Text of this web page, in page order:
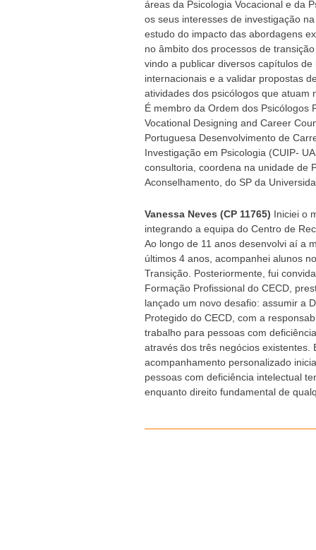
áreas da Psicologia Vocacional e da
os seus interesses de investigação
estudo do impacto das abordagens
no âmbito dos processos de
vindo a publicar diversos capítulos
internacionais e a validar propostas
atividades dos psicólogos que atuam
É membro da Ordem dos Psicólogos
Vocational Designing and Career
Portuguesa Desenvolvimento de
Investigação em Psicologia (CUIP-
consultoria, coordena na unidade de
Aconselhamento, do SP da
Vanessa Neves (CP 11765) Iniciei o
integrando a equipa do Centro de
Ao longo de 11 anos desenvolvi aí a
últimos 4 anos, acompanhei alunos
Transição. Posteriormente, fui
Formação Profissional do CECD,
lançado um novo desafio: assumir a
Protegido do CECD, com a
trabalho para pessoas com
através dos três negócios
acompanhamento personalizado
pessoas com deficiência intelectual
enquanto direito fundamental de